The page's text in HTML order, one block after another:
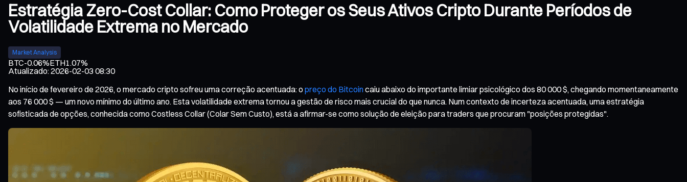
Estratégia Zero-Cost Collar: Como Proteger os Seus Ativos Cripto Durante Períodos de
Volatilidade Extrema no Mercado
Market Analysis
BTC-0.06%ETH1.07%
Atualizado:2026-02-03 08:30
No início de fevereiro de 2026, o mercado cripto sofreu uma correção acentuada: opreço do Bitcoincaiu abaixo do importante limiar psicológico dos 80 000 $, chegando momentaneamente
aos 76 000 $ — um novo mínimo do último ano. Esta volatilidade extrema tornou a gestão de risco mais crucial do que nunca. Num contexto de incerteza acentuada, uma estratégia
sofisticada de opções, conhecida como Costless Collar (Colar Sem Custo), está a afirmar-se como solução de eleição para traders que procuram "posições protegidas".